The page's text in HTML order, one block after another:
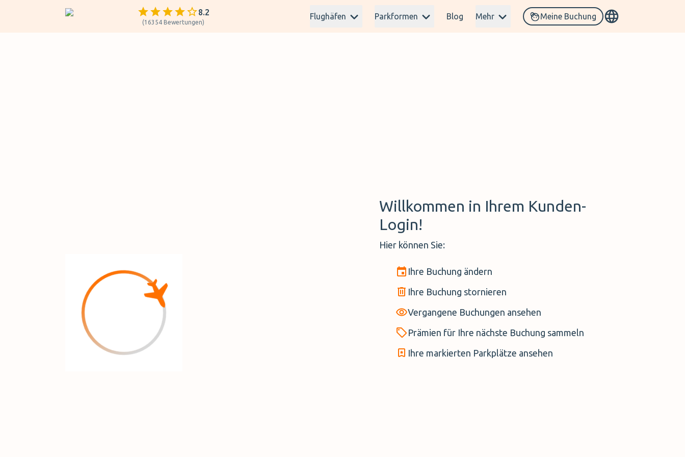
8.2
(16354 Bewertungen)
Flughäfen Parkformen Blog Mehr Meine Buchung
Willkommen in Ihrem Kunden-
Login!
Hier können Sie:
Ihre Buchung ändern
Ihre Buchung stornieren
Vergangene Buchungen ansehen
Prämien für Ihre nächste Buchung sammeln
Ihre markierten Parkplätze ansehen